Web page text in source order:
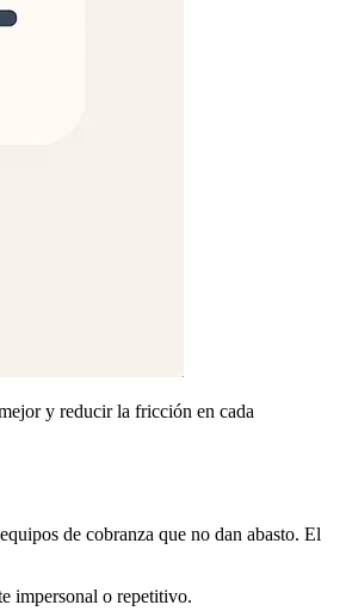
y reducir la fricción en cada
de cobranza que no dan abasto. El
impersonal o repetitivo.